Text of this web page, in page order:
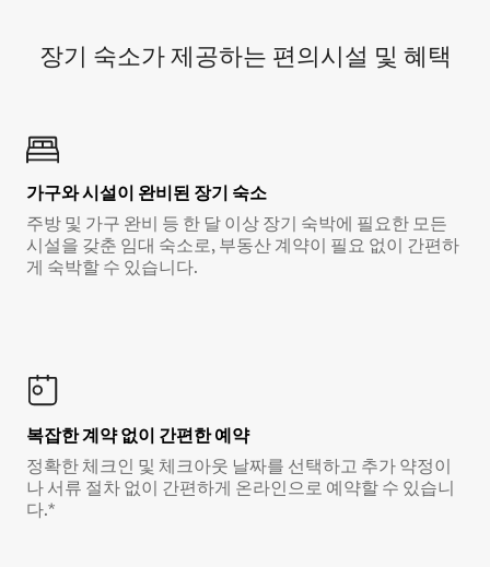
장기 숙소가 제공하는 편의시설 및 혜택
가구와 시설이 완비된 장기 숙소
주방 및 가구 완비 등 한 달 이상 장기 숙박에 필요한 모든
시설을 갖춘 임대 숙소로, 부동산 계약이 필요 없이 간편하
게 숙박할 수 있습니다.
복잡한 계약 없이 간편한 예약
정확한 체크인 및 체크아웃 날짜를 선택하고 추가 약정이
나 서류 절차 없이 간편하게 온라인으로 예약할 수 있습니
다.*